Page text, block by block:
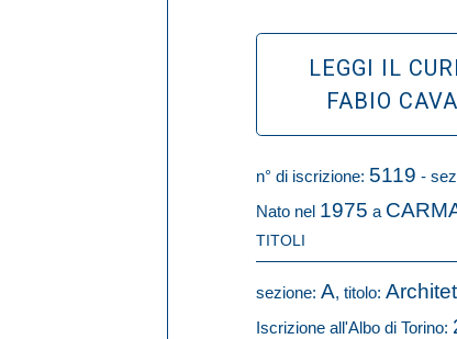
LEGGI IL
FABIO
n° di iscrizione: 5119 -
Nato nel 1975 a
TITOLI
sezione: A, titolo:
Iscrizione all'Albo di Torino: